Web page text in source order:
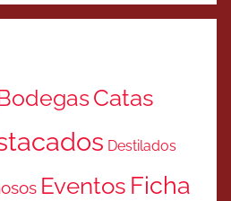
Catas
Destilados
Eventos Ficha